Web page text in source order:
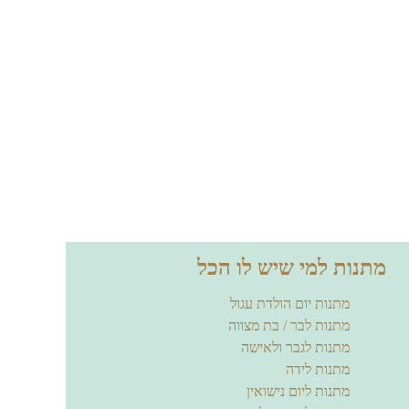
מתנות למי שיש לו הכל
מתנות יום הולדת עגול
מתנות לבר / בת מצווה
מתנות לגבר ולאישה
מתנות לידה
מתנות ליום נישואין